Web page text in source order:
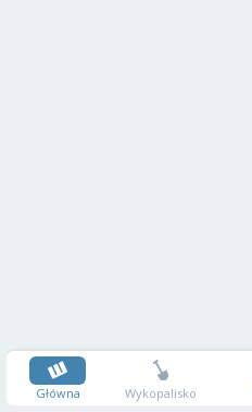
Główna Wykopalisko